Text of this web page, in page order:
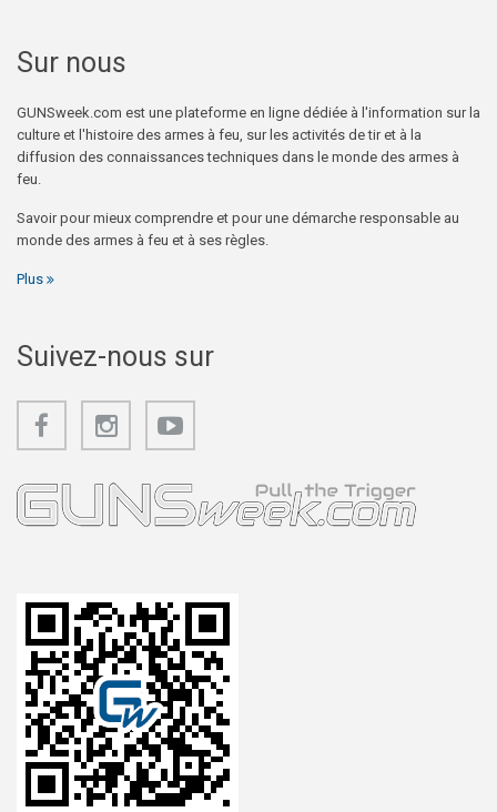
Sur nous
GUNSweek.com est une plateforme en ligne dédiée à l'information sur la
culture et l'histoire des armes à feu, sur les activités de tir et à la
diffusion des connaissances techniques dans le monde des armes à
feu.
Savoir pour mieux comprendre et pour une démarche responsable au
monde des armes à feu et à ses règles.
Plus
Suivez-nous sur